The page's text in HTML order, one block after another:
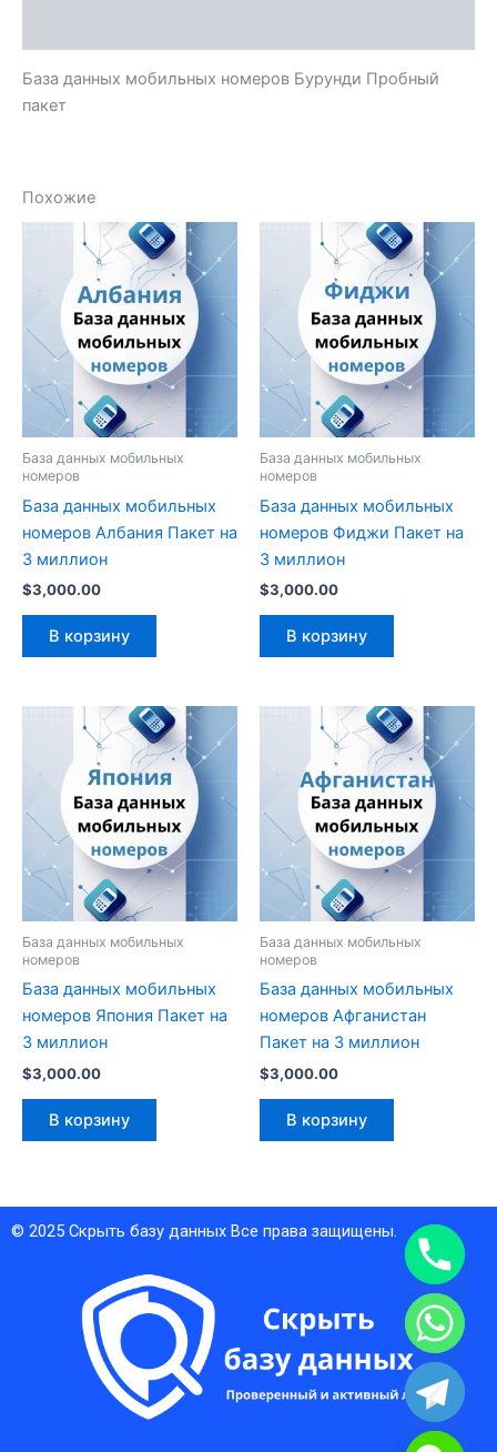
База данных мобильных номеров Бурунди Пробный
пакет
Похожие
База данных мобильных
номеров
База данных мобильных
номеров Албания Пакет на
3 миллион
$3,000.00
В корзину
База данных мобильных
номеров
База данных мобильных
номеров Фиджи Пакет на
3 миллион
$3,000.00
В корзину
База данных мобильных
номеров
База данных мобильных
номеров Япония Пакет на
3 миллион
$3,000.00
В корзину
База данных мобильных
номеров
База данных мобильных
номеров Афганистан
Пакет на 3 миллион
$3,000.00
В корзину
© 2025 Скрыть базу данных Все права защищены.